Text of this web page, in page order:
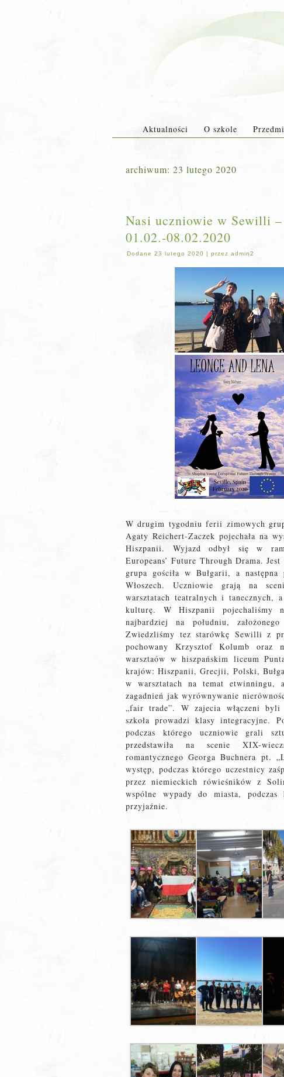
Aktualności O szkole
archiwum: 23 lutego 2020
Nasi uczniowie w Sewilli
01.02.-08.02.2020
Dodane 23 lutego 2020 | przez admin2
W drugim tygodniu ferii zimowych
Agaty Reichert-Zaczek pojechała na
Hiszpanii. Wyjazd odbył się w
Europeans’ Future Through Drama.
grupa gościła w Bułgarii, a
Włoszech. Uczniowie grają na
warsztatach teatralnych i tanecznych,
kulturę. W Hiszpanii pojechaliśmy
najbardziej na południu,
Zwiedzliśmy tez starówkę Sewilli z
pochowany Krzysztof Kolumb
warsztaów w hiszpańskim liceum
krajów: Hiszpanii, Grecjii, Polski,
w warsztatach na temat
zagadnień jak wyrównywanie
„fair trade”. W zajecia włączeni byli
szkoła prowadzi klasy integracyjne.
podczas którego uczniowie grali
przedstawiła na scenie XIX-
romantycznego Georga Buchnera pt.
występ, podczas którego uczestnicy
przez niemieckich rówieśników z
wspólne wypady do miasta, podczas
przyjaźnie.